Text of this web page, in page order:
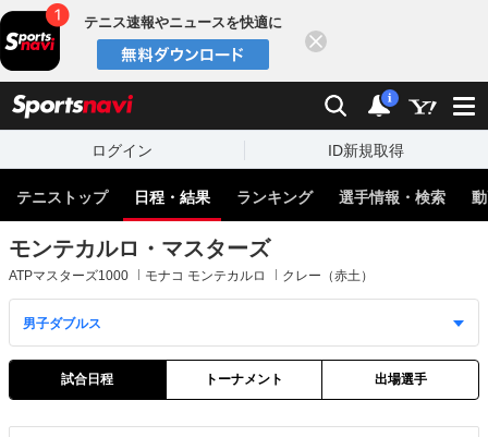
テニス速報やニュースを快適に
検索 通知
i
ログイン ID新規取得
テニストップ 日程・結果 ランキング 選手情報・検索
モンテカルロ・マスターズ
ATPマスターズ1000 モナコ モンテカルロ クレー（赤土）
試合日程 トーナメント 出場選手